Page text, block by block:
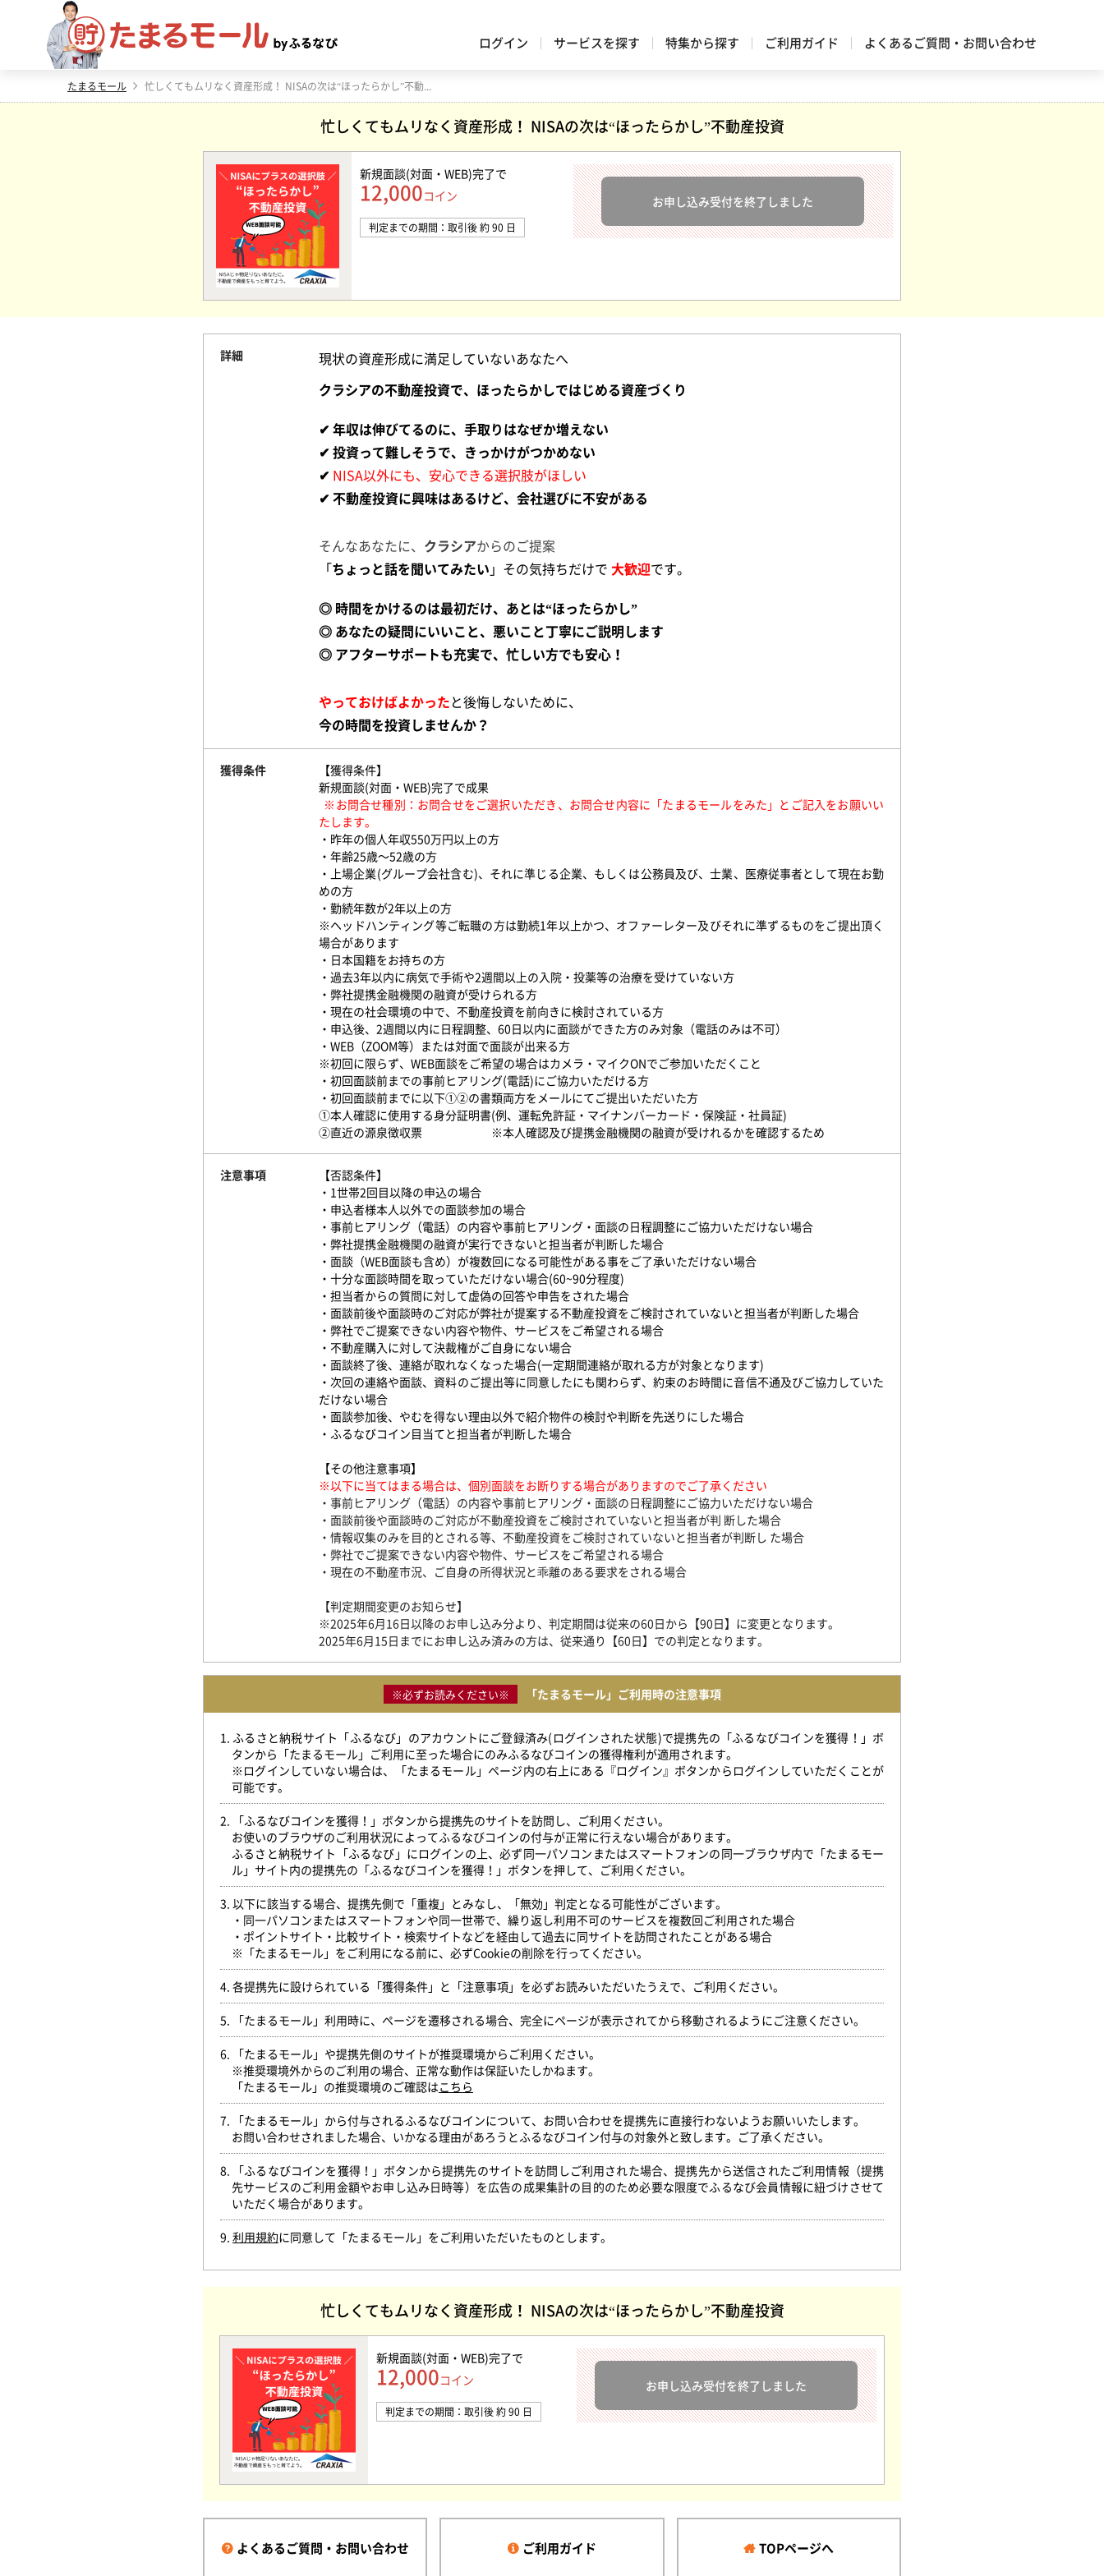
ログイン サービスを探す 特集から探す ご利用ガイド よくあるご質問・お問い合わせ
たまるモール 忙しくてもムリなく資産形成！ NISAの次は“ほったらかし”不動産投資
忙しくてもムリなく資産形成！ NISAの次は“ほったらかし”不動産投資
新規面談(対面・WEB)完了で
12,000コイン
判定までの期間：取引後 約 90 日
お申し込み受付を終了しました
詳細
現状の資産形成に満足していないあなたへ
クラシアの不動産投資で、 ほったらかしではじめる資産づくり
✔ 年収は伸びてるのに、手取りはなぜか増えない
✔ 投資って難しそうで、きっかけがつかめない
✔ NISA以外にも、安心できる選択肢がほしい
✔ 不動産投資に興味はあるけど、会社選びに不安がある
そんなあなたに、 クラシアからのご提案
「ちょっと話を聞いてみたい 」その気持ちだけで 大歓迎です。
◎ 時間をかけるのは最初だけ、あとは“ほったらかし”
◎ あなたの疑問にいいこと、悪いこと丁寧にご説明します
◎ アフターサポートも充実で、忙しい方でも安心！
やっておけばよかったと後悔しないために、
今の時間を投資しませんか？
獲得条件
【獲得条件】
新規面談(対面・WEB)完了で成果
※お問合せ種別：お問合せをご選択いただき、お問合せ内容に「たまるモールをみた」とご記入をお願いい
たします。
・昨年の個人年収550万円以上の方
・年齢25歳～52歳の方
・上場企業(グループ会社含む)、それに準じる企業、もしくは公務員及び、士業、医療従事者として現在お勤
めの方
・勤続年数が2年以上の方
※ヘッドハンティング等ご転職の方は勤続1年以上かつ、オファーレター及びそれに準ずるものをご提出頂く
場合があります
・日本国籍をお持ちの方
・過去3年以内に病気で手術や2週間以上の入院・投薬等の治療を受けていない方
・弊社提携金融機関の融資が受けられる方
・現在の社会環境の中で、不動産投資を前向きに検討されている方
・申込後、2週間以内に日程調整、60日以内に面談ができた方のみ対象（電話のみは不可）
・WEB（ZOOM等）または対面で面談が出来る方
※初回に限らず、WEB面談をご希望の場合はカメラ・マイクONでご参加いただくこと
・初回面談前までの事前ヒアリング(電話)にご協力いただける方
・初回面談前までに以下①②の書類両方をメールにてご提出いただいた方
①本人確認に使用する身分証明書(例、運転免許証・マイナンバーカード・保険証・社員証)
②直近の源泉徴収票 ※本人確認及び提携金融機関の融資が受けれるかを確認するため
注意事項
【否認条件】
・1世帯2回目以降の申込の場合
・申込者様本人以外での面談参加の場合
・事前ヒアリング（電話）の内容や事前ヒアリング・面談の日程調整にご協力いただけない場合
・弊社提携金融機関の融資が実行できないと担当者が判断した場合
・面談（WEB面談も含め）が複数回になる可能性がある事をご了承いただけない場合
・十分な面談時間を取っていただけない場合(60~90分程度)
・担当者からの質問に対して虚偽の回答や申告をされた場合
・面談前後や面談時のご対応が弊社が提案する不動産投資をご検討されていないと担当者が判断した場合
・弊社でご提案できない内容や物件、サービスをご希望される場合
・不動産購入に対して決裁権がご自身にない場合
・面談終了後、連絡が取れなくなった場合(一定期間連絡が取れる方が対象となります)
・次回の連絡や面談、資料のご提出等に同意したにも関わらず、約束のお時間に音信不通及びご協力していた
だけない場合
・面談参加後、やむを得ない理由以外で紹介物件の検討や判断を先送りにした場合
・ふるなびコイン目当てと担当者が判断した場合
【その他注意事項】
※以下に当てはまる場合は、個別面談をお断りする場合がありますのでご了承ください
・事前ヒアリング（電話）の内容や事前ヒアリング・面談の日程調整にご協力いただけない場合
・面談前後や面談時のご対応が不動産投資をご検討されていないと担当者が判 断した場合
・情報収集のみを目的とされる等、不動産投資をご検討されていないと担当者が判断し た場合
・弊社でご提案できない内容や物件、サービスをご希望される場合
・現在の不動産市況、ご自身の所得状況と乖離のある要求をされる場合
【判定期間変更のお知らせ】
※2025年6月16日以降のお申し込み分より、判定期間は従来の60日から【90日】に変更となります。
2025年6月15日までにお申し込み済みの方は、従来通り【60日】での判定となります。
※必ずお読みください※ 「たまるモール」ご利用時の注意事項
1. ふるさと納税サイト「ふるなび」のアカウントにご登録済み(ログインされた状態)で提携先の「ふるなびコインを獲得！」ボ
タンから「たまるモール」ご利用に至った場合にのみふるなびコインの獲得権利が適用されます。
※ログインしていない場合は、「たまるモール」ページ内の右上にある『ログイン』ボタンからログインしていただくことが
可能です。
2. 「ふるなびコインを獲得！」ボタンから提携先のサイトを訪問し、ご利用ください。
お使いのブラウザのご利用状況によってふるなびコインの付与が正常に行えない場合があります。
ふるさと納税サイト「ふるなび」にログインの上、必ず同一パソコンまたはスマートフォンの同一ブラウザ内で「たまるモー
ル」サイト内の提携先の「ふるなびコインを獲得！」ボタンを押して、ご利用ください。
3. 以下に該当する場合、提携先側で「重複」とみなし、「無効」判定となる可能性がございます。
・同一パソコンまたはスマートフォンや同一世帯で、繰り返し利用不可のサービスを複数回ご利用された場合
・ポイントサイト・比較サイト・検索サイトなどを経由して過去に同サイトを訪問されたことがある場合
※「たまるモール」をご利用になる前に、必ずCookieの削除を行ってください。
4. 各提携先に設けられている「獲得条件」と「注意事項」を必ずお読みいただいたうえで、ご利用ください。
5. 「たまるモール」利用時に、ページを遷移される場合、完全にページが表示されてから移動されるようにご注意ください。
6. 「たまるモール」や提携先側のサイトが推奨環境からご利用ください。
※推奨環境外からのご利用の場合、正常な動作は保証いたしかねます。
「たまるモール」の推奨環境のご確認はこちら
7. 「たまるモール」から付与されるふるなびコインについて、お問い合わせを提携先に直接行わないようお願いいたします。
お問い合わせされました場合、いかなる理由があろうとふるなびコイン付与の対象外と致します。ご了承ください。
8. 「ふるなびコインを獲得！」ボタンから提携先のサイトを訪問しご利用された場合、提携先から送信されたご利用情報（提携
先サービスのご利用金額やお申し込み日時等）を広告の成果集計の目的のため必要な限度でふるなび会員情報に紐づけさせて
いただく場合があります。
9. 利用規約に同意して「たまるモール」をご利用いただいたものとします。
忙しくてもムリなく資産形成！ NISAの次は“ほったらかし”不動産投資
新規面談(対面・WEB)完了で
12,000コイン
判定までの期間：取引後 約 90 日
お申し込み受付を終了しました
よくあるご質問・お問い合わせ ご利用ガイド TOPページへ